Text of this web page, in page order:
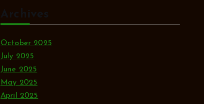
t
c
e
Archives
October 2025
July 2025
June 2025
May 2025
April 2025